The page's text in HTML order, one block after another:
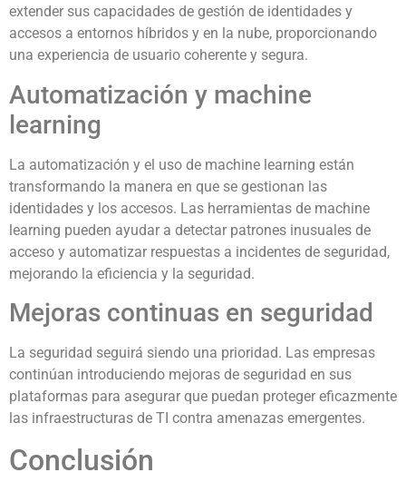
extender sus capacidades de gestión de identidades y
accesos a entornos híbridos y en la nube, proporcionando
una experiencia de usuario coherente y segura.
Automatización y machine
learning
La automatización y el uso de machine learning están
transformando la manera en que se gestionan las
identidades y los accesos. Las herramientas de machine
learning pueden ayudar a detectar patrones inusuales de
acceso y automatizar respuestas a incidentes de seguridad,
mejorando la eficiencia y la seguridad.
Mejoras continuas en seguridad
La seguridad seguirá siendo una prioridad. Las empresas
continúan introduciendo mejoras de seguridad en sus
plataformas para asegurar que puedan proteger eficazmente
las infraestructuras de TI contra amenazas emergentes.
Conclusión